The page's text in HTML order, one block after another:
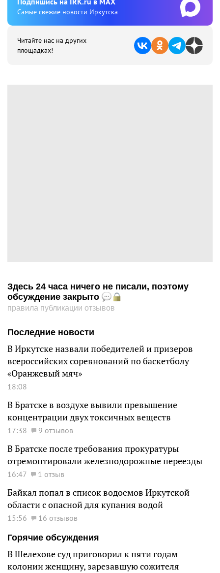
Cамые свежие новости Иркутска
Читайте нас на других
площадках!
Здесь 24 часа ничего не писали, поэтому
обсуждение закрыто
правила публикации отзывов
Последние новости
В Иркутске назвали победителей и призеров
всероссийских соревнований по баскетболу
«Оранжевый мяч»
18:08
В Братске в воздухе вывили превышение
концентрации двух токсичных веществ
17:38 9 отзывов
В Братске после требования прокуратуры
отремонтировали железнодорожные переезды
16:47 1 отзыв
Байкал попал в список водоемов Иркутской
области с опасной для купания водой
15:56
16 отзывов
Горячие обсуждения
В Шелехове суд приговорил к пяти годам
колонии женщину, зарезавшую сожителя